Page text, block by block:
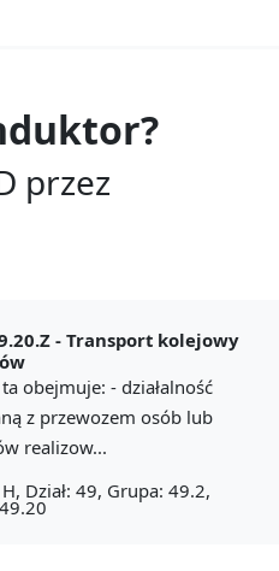
przez
- Transport kolejowy
obejmuje: - działalność
z przewozem osób lub
realizow...
Dział: 49, Grupa: 49.2,